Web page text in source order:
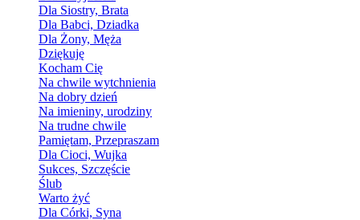
Dla Siostry, Brata
Dla Babci, Dziadka
Dla Żony, Męża
Dziękuję
Kocham Cię
Na chwile wytchnienia
Na dobry dzień
Na imieniny, urodziny
Na trudne chwile
Pamiętam, Przepraszam
Dla Cioci, Wujka
Sukces, Szczęście
Ślub
Warto żyć
Dla Córki, Syna